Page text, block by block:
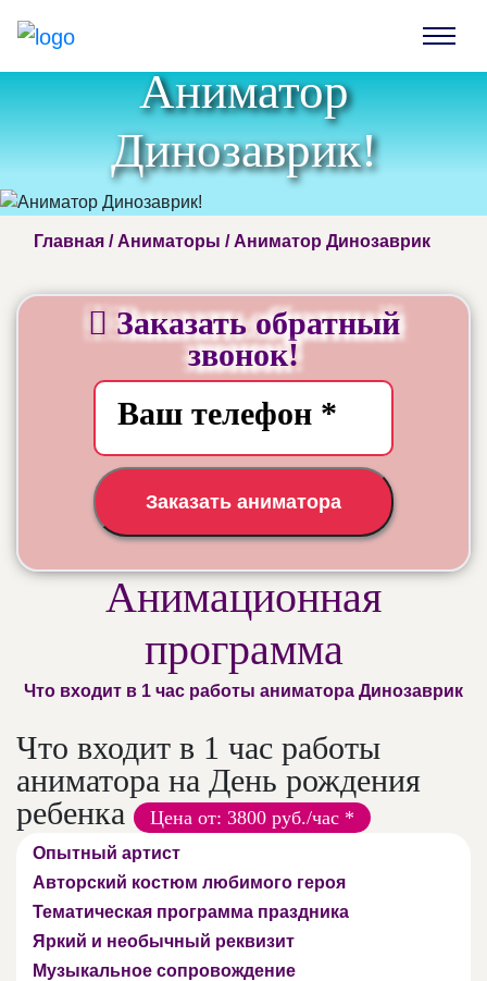
Аниматор
Динозаврик!
Главная /Аниматоры / Аниматор Динозаврик
Заказать обратный
звонок!
Заказать аниматора
Анимационная
программа
Что входит в 1 час работы аниматора Динозаврик
Что входит в 1 час работы
аниматора на День рождения
ребенка
Цена от: 3800 руб./час *
Опытный артист
Авторский костюм любимого героя
Тематическая программа праздника
Яркий и необычный реквизит
Музыкальное сопровождение